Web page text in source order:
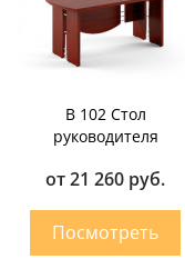
B 102 Стол
руководителя
от 21 260 руб.